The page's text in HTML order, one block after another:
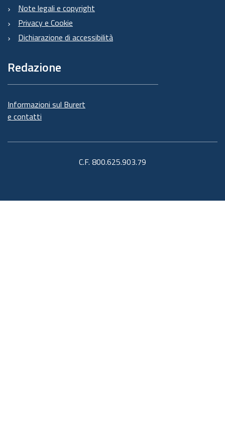
Note legali e copyright
Privacy e Cookie
Dichiarazione di accessibilità
Redazione
Informazioni sul Burert
e contatti
C.F. 800.625.903.79